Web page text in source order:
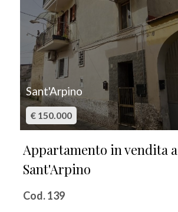
Sant'Arpino
€ 150.000
Appartamento in vendita a
Sant'Arpino
Cod. 139